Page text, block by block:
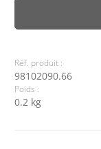
Réf. produit :
98102090.66
Poids :
0.2 kg